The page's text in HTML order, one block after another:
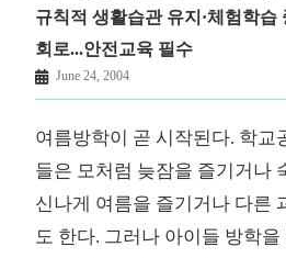
규칙적 생활습관 유지·체험학습
회로...안전교육 필수
June 24, 2004
여름방학이 곧 시작된다. 학교
들은 모처럼 늦잠을 즐기거나
신나게 여름을 즐기거나 다른
도 한다. 그러나 아이들 방학